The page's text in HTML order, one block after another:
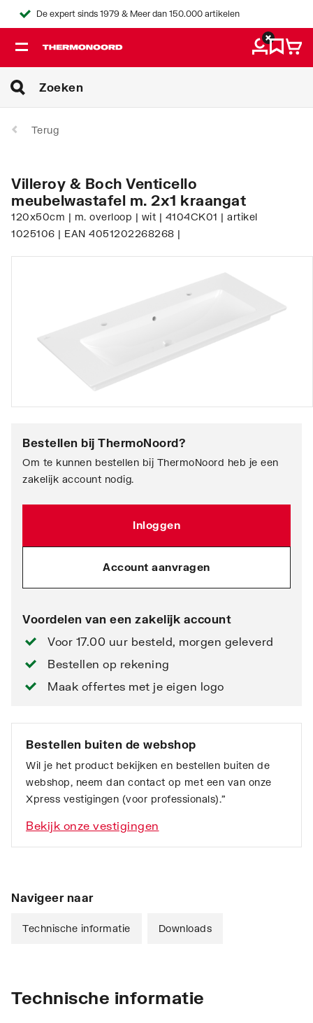
De expert sinds 1979 & Meer dan 150.000 artikelen
Terug
Villeroy & Boch Venticello
meubelwastafel m. 2x1 kraangat
120x50cm | m. overloop | wit | 4104CK01 | artikel
1025106 | EAN 4051202268268 |
Bestellen bij ThermoNoord?
Om te kunnen bestellen bij ThermoNoord heb je een
zakelijk account nodig.
Inloggen
Account aanvragen
Voordelen van een zakelijk account
Voor 17.00 uur besteld, morgen geleverd
Bestellen op rekening
Maak offertes met je eigen logo
Bestellen buiten de webshop
Wil je het product bekijken en bestellen buiten de
webshop, neem dan contact op met een van onze
Xpress vestigingen (voor professionals).”
Bekijk onze vestigingen
Navigeer naar
Technische informatie Downloads
Technische informatie